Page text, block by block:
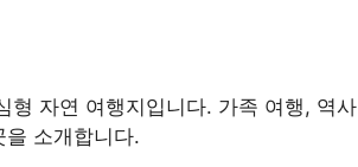
형 자연 여행지입니다. 가족 여행, 역사
소개합니다.